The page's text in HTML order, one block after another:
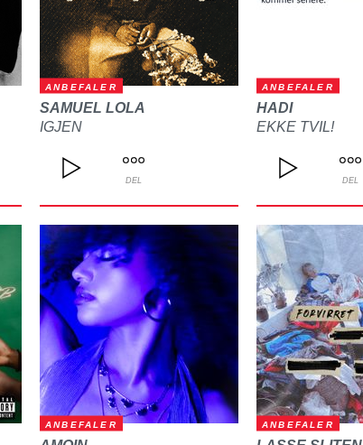
ANBEFALER
SAMUEL LOLA
IGJEN
DEL
ANBEFALER
HADI
EKKE TVIL!
DEL
ANBEFALER ANBEFALER